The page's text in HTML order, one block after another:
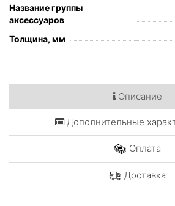
Название группы
аксессуаров
Толщина, мм
Описание
Дополнительные
Оплата
Доставка